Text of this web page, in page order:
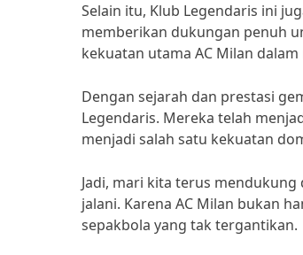
Selain itu, Klub Legendaris ini
memberikan dukungan penuh
kekuatan utama AC Milan
Dengan sejarah dan prestasi
Legendaris. Mereka telah
menjadi salah satu kekuatan
Jadi, mari kita terus
jalani. Karena AC Milan bukan
sepakbola yang tak tergantikan.